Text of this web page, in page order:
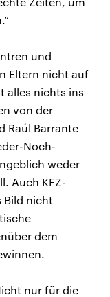
und
Eltern nicht auf
alles nichts ins
von der
Raúl Barrante
Noch-
weder
Auch KFZ-
Bild nicht
dem
nur für die